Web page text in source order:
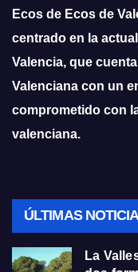
Ecos de Ecos de
centrado en la
Valencia, que
Valenciana con un
comprometido con
valenciana.
ÚLTIMAS
La